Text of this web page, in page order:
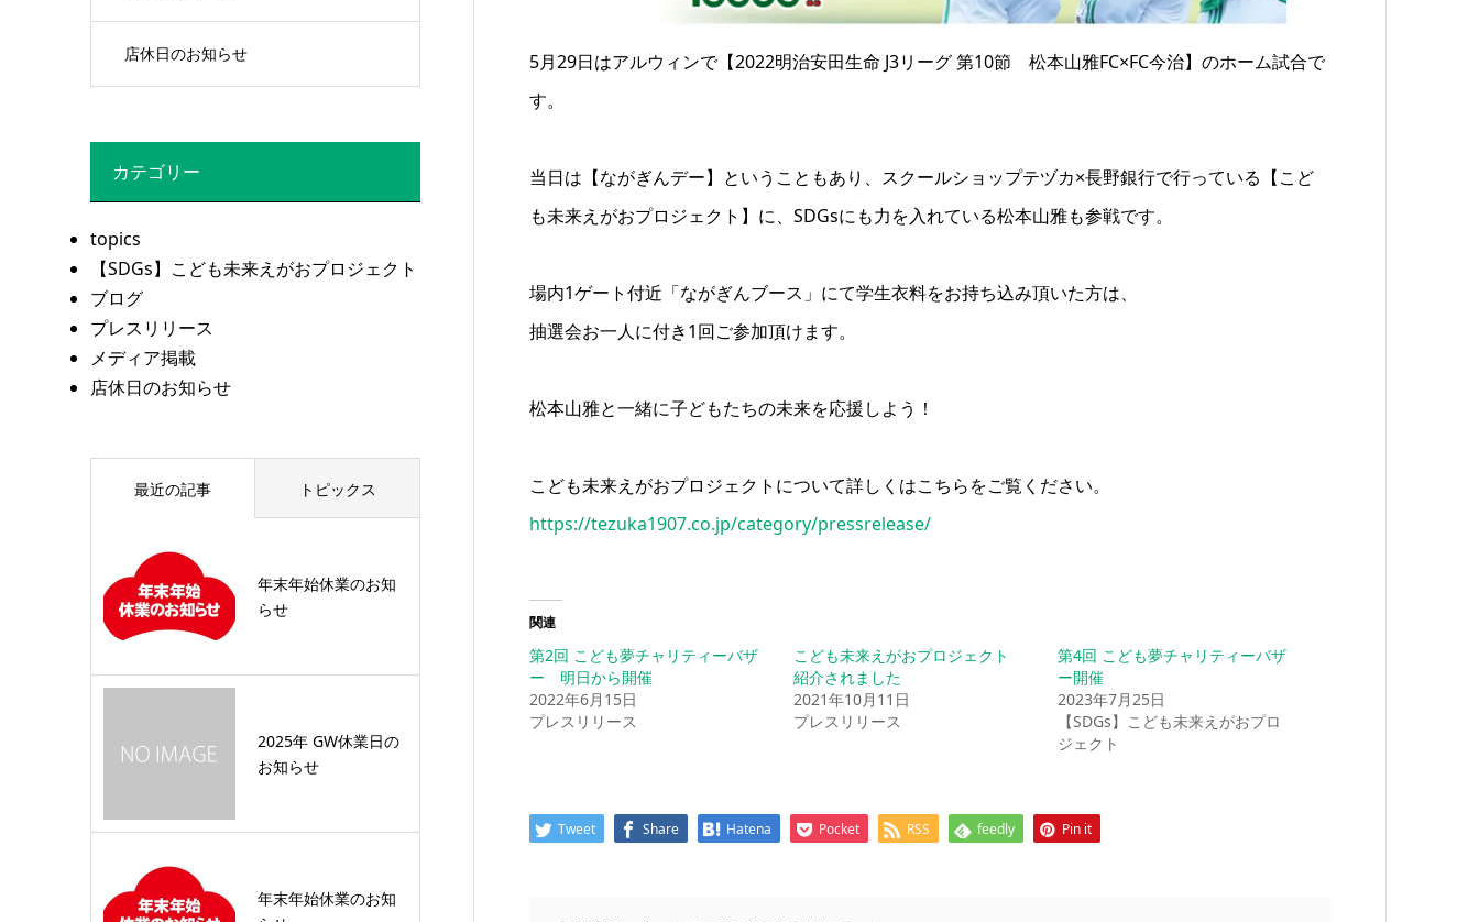
店休日のお知らせ
5月29日はアルウィンで【2022明治安田生命 J3リーグ 第10節 松本山雅FC×FC今治】のホーム試合で
す。
当日は【ながぎんデー】ということもあり、スクールショップテヅカ×長野銀行で行っている【こど
も未来えがおプロジェクト】に、SDGsにも力を入れている松本山雅も参戦です。
場内1ゲート付近「ながぎんブース」にて学生衣料をお持ち込み頂いた方は、
抽選会お一人に付き1回ご参加頂けます。
松本山雅と一緒に子どもたちの未来を応援しよう！
こども未来えがおプロジェクトについて詳しくはこちらをご覧ください。
https://tezuka1907.co.jp/category/pressrelease/
関連
第2回 こども夢チャリティーバザ
ー 明日から開催
2022年6月15日
プレスリリース
こども未来えがおプロジェクト
紹介されました
2021年10月11日
プレスリリース
第4回 こども夢チャリティーバザ
ー開催
2023年7月25日
【SDGs】こども未来えがおプロ
ジェクト
Tweet Share Hatena Pocket RSS feedly Pin it
カテゴリー
topics
【SDGs】こども未来えがおプロジェクト
ブログ
プレスリリース
メディア掲載
店休日のお知らせ
最近の記事 トピックス
年末年始休業のお知
らせ
2025年 GW休業日の
お知らせ
年末年始休業のお知